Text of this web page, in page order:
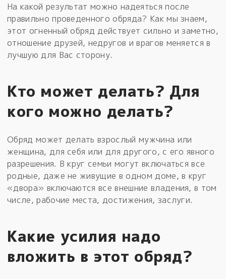
На какой результат можно надеяться после
правильно проведенного обряда? Как мы знаем,
этот огненный обряд действует сильно и заметно,
отношение друзей, недругов и врагов меняется в
лучшую для Вас сторону.
Кто может делать? Для
кого можно делать?
Обряд может делать взрослый мужчина или
женщина, для себя или для другого, с его явного
разрешения. В круг семьи могут включаться все
родные, даже не живущие в одном доме, в круг
«двора» включаются все внешние владения, в том
числе, рабочие места, достижения, заслуги.
Какие усилия надо
вложить в этот обряд?